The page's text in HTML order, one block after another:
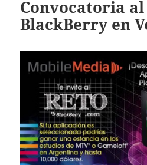
Convocatoria al
BlackBerry en